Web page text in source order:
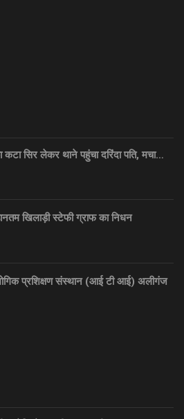
कटा सिर लेकर थाने पहुंचा दरिंदा पति, मचा…
खिलाड़ी स्टेफी ग्राफ का निधन
प्रशिक्षण संस्थान (आई टी आई) अलीगंज